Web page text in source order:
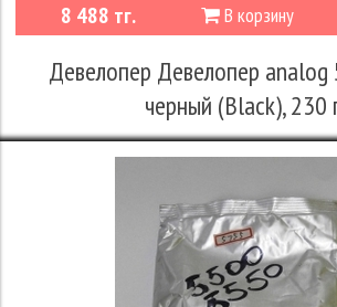
В корзину
8 488 тг.
Девелопер Девелопер analog
черный (Black), 230